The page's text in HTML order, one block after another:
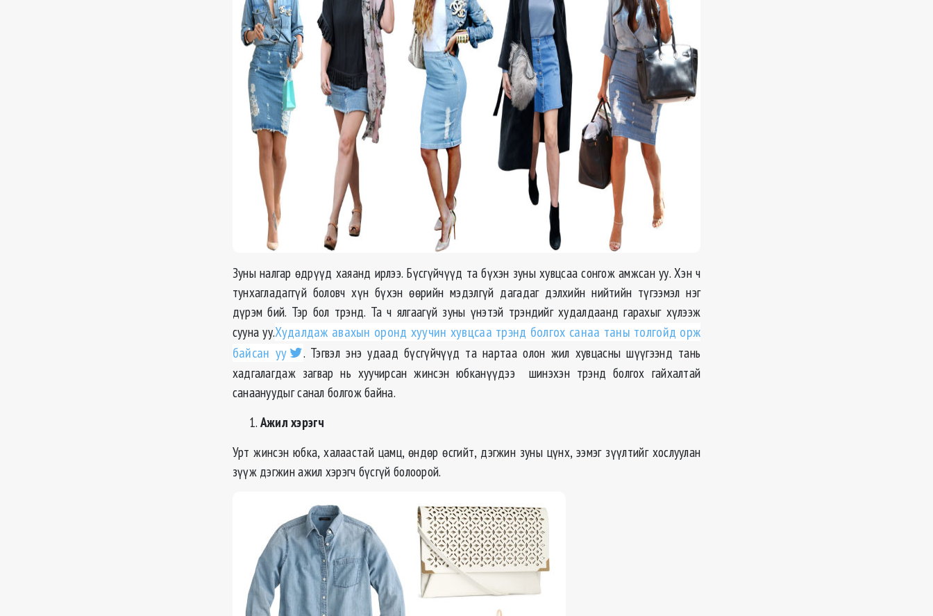
Зуны налгар өдрүүд хаяанд ирлээ. Бүсгүйчүүд та бүхэн зуны хувцсаа сонгож амжсан уу. Хэн ч
тунхагладаггүй боловч хүн бүхэн өөрийн мэдэлгүй дагадаг дэлхийн нийтийн түгээмэл нэг
дүрэм бий. Тэр бол трэнд. Та ч ялгаагүй зуны үнэтэй трэндийг худалдаанд гарахыг хүлээж
сууна уу.Худалдаж авахын оронд хуучин хувцсаа трэнд болгох санаа таны толгойд орж
байсан уу
. Тэгвэл энэ удаад бүсгүйчүүд та нартаа олон жил хувцасны шүүгээнд тань
хадгалагдаж загвар нь хуучирсан жинсэн юбканүүдээ шинэхэн трэнд болгох гайхалтай
санаануудыг санал болгож байна.
Ажил хэрэгч
Урт жинсэн юбка, халаастай цамц, өндөр өсгийт, дэгжин зуны цүнх, ээмэг зүүлтийг хослуулан
зүүж дэгжин ажил хэрэгч бүсгүй болоорой.